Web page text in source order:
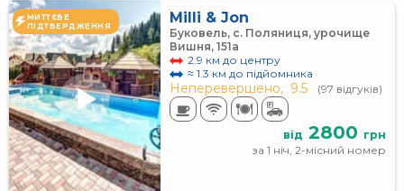
МИТТЄВЕ
ПІДТВЕРДЖЕННЯ
Milli & Jon
Буковель, с. Поляниця, урочище
Вишня, 151а
2.9 км до центру
≈ 1.3 км до підйомника
Неперевершено, 9.5 (97 відгуків)
від 2800 грн
за 1 ніч, 2-місний номер